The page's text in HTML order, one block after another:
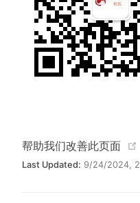
帮助我们改善此页面
Last Updated: 9/24/2024,